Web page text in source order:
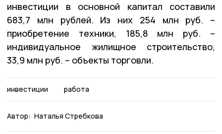
инвестиции в основной капитал составили
683,7 млн рублей. Из них 254 млн руб. –
приобретение техники, 185,8 млн руб. –
индивидуальное жилищное строительство,
33,9 млн руб. – объекты торговли.
инвестиции работа
Автор: Наталья Стребкова